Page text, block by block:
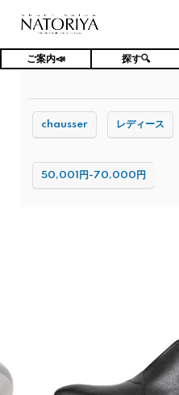
ご案内📣 探す🔍
TOP レディース靴 シューズ
chausser レディース
50,001円-70,000円